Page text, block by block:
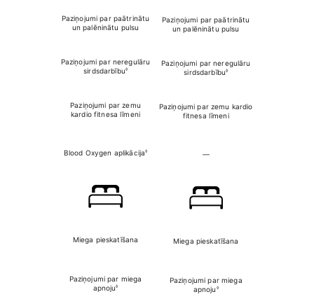
Paziņojumi par paātrinātu
un palēninātu pulsu
Paziņojumi par neregulāru
sirdsdarbību◊
Paziņojumi par zemu
kardio fitnesa līmeni
Blood Oxygen aplikācija◊
Miega pieskatīšana
Paziņojumi par miega
apnoju◊
Paziņojumi par paātrinātu
un palēninātu pulsu
Paziņojumi parneregulāru
sirdsdarbību◊
Paziņojumi par zemu kardio
fitnesa līmeni
―
Miega pieskatīšana
Paziņojumi par miega
apnoju ◊